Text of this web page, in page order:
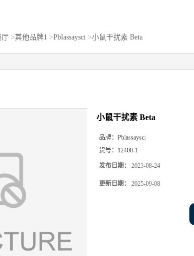
厅 >其他品牌1 >Pblassaysci >小鼠干扰素 Beta
小鼠干扰素 Beta
品牌： Pblassaysci
货号： 12400-1
发布日期： 2023-08-24
更新日期： 2025-09-08